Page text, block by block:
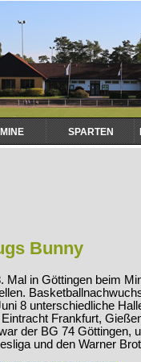
SPARTEN
Bunny
Mal in Göttingen beim
8 unterschiedliche
Frankfurt,
der BG 74 Göttingen,
und den Warner